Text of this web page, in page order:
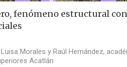
fenómeno estructural con
Morales y Raúl Hernández,
Acatlán